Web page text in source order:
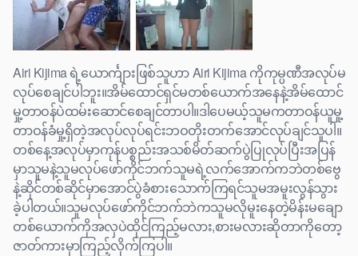
Airi Kijima ရဲ့ယောင်္ကျားဖြစ်သူဟာ Airi Kijima ကိုကုမ္ပဏီအလုပ်မ
လုပ်စေချင်ပါဘူး။အိမ်ထောင်ရှင်မတစ်ယောက်အနေနဲ့အိမ်ထောင်
မှု့တာဝန်ပဲထမ်းဆောင်စေချင်တာပါ။ဒါပေမယ့်သူမကတာဝန်ယူမှု့
တာဝန်ခံမှု့ရှိတဲ့အလုပ်လုပ်ရင်းဘဝတိုးတက်အောင်လုပ်ချင်သူပါ။
တစ်နေ့အလုပ်မှာကုန်ပစ္စည်းအသစ်မိတ်ဆက်ပွဲပြုလုပ်ပြီးအပြန်
မှာသူမနဲ့သူမလုပ်ဖော်ကိုင်ဘက်သူမရဲ့လက်အောက်ကဘဲတစ်ဗွေ
နဲ့ဆိုင်တစ်ဆိုင်မှာအောင်ပွဲခံစားသောက်ကြရင်သူမအမူးလွန်သွား
ခဲ့ပါတယ်။သူမလုပ်ဖော်ကိုင်ဘက်ဘဲကသူမလိုမူးနေတဲ့မိန်းမချော
တစ်ယောက်ကိုအလှပဲထိုင်ကြည့်မလား,စားမလားဆိုတာကိုတော့
ဇာတ်ကားမှာကြည့်လိုက်ကြပါ။